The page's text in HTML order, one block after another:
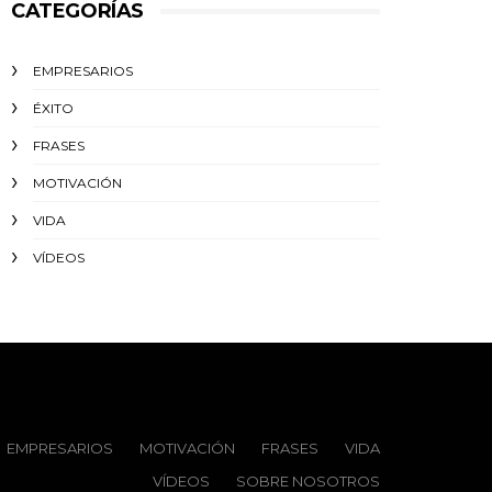
CATEGORÍAS
EMPRESARIOS
ÉXITO‬
FRASES
MOTIVACIÓN
VIDA
VÍDEOS
EMPRESARIOS MOTIVACIÓN FRASES
VIDA
VÍDEOS
SOBRE NOSOTROS